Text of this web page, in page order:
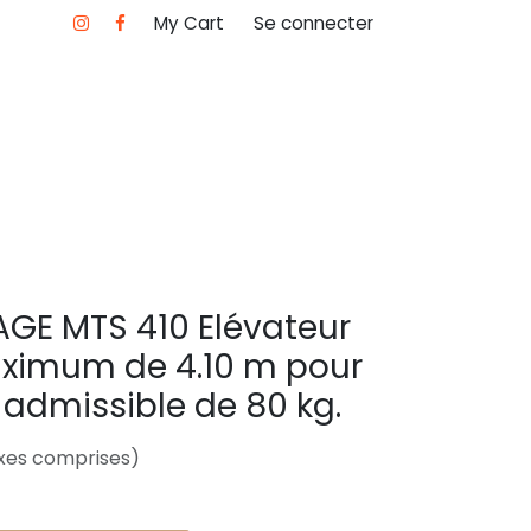
My Cart Se connecter
MTS 410 Elévateur
de 4.10 m pour
de 80 kg.
comprises)